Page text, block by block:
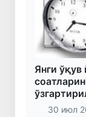
Янги
30 июл